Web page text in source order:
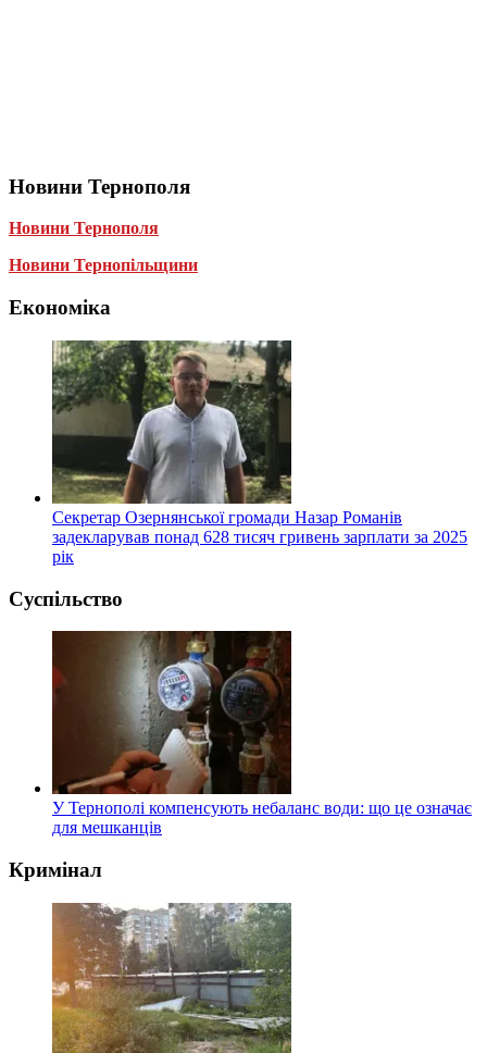
Новини Тернополя
Новини Тернополя
Новини Тернопільщини
Економіка
Секретар Озернянської громади Назар Романів
задекларував понад 628 тисяч гривень зарплати за 2025
рік
Суспільство
У Тернополі компенсують небаланс води: що це означає
для мешканців
Кримінал